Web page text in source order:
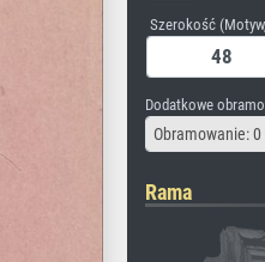
Szerokość
Dodatkowe
Obramowanie: 0
Rama